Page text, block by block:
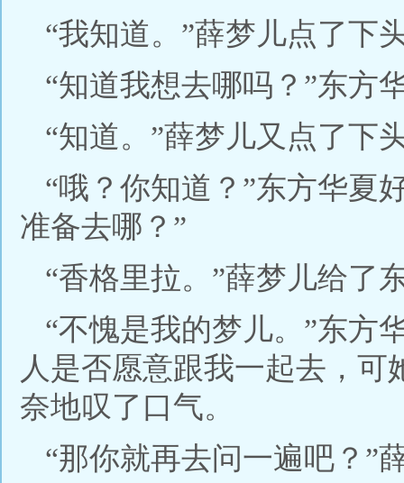
“我知道。”薛梦儿点了下
“知道我想去哪吗？”东方
“知道。”薛梦儿又点了下
“哦？你知道？”东方华夏
准备去哪？”
“香格里拉。”薛梦儿给了
“不愧是我的梦儿。”东方
人是否愿意跟我一起去，
奈地叹了口气。
“那你就再去问一遍吧？”